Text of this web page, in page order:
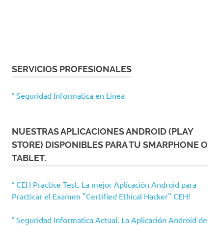
SERVICIOS PROFESIONALES
° Seguridad Informatica en Linea
NUESTRAS APLICACIONES ANDROID (PLAY
STORE) DISPONIBLES PARA TU SMARPHONE O
TABLET.
° CEH Practice Test. La mejor Aplicación Android para
Practicar el Examen "Certified Ethical Hacker" CEH!
° Seguridad Informatica Actual. La Aplicación Android de